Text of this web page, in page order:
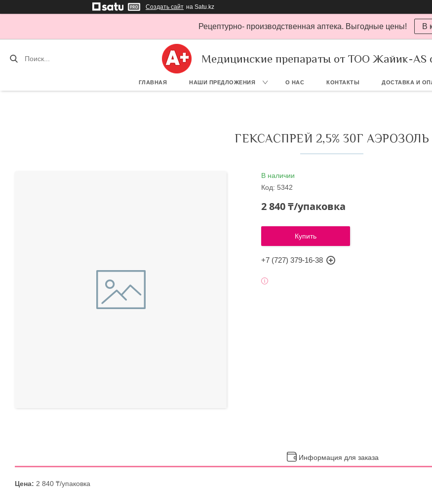
Создать сайт на Satu.kz
Рецептурно- производственная аптека. Выгодные цены! В
Медицинские препараты от ТОО Жайик-AS
ГЛАВНАЯ НАШИ ПРЕДЛОЖЕНИЯ О НАС КОНТАКТЫ ДОСТАВКА И
ГЕКСАСПРЕЙ 2,5% 30Г АЭРОЗОЛЬ
В наличии
Код:5342
2 840 ₸/упаковка
Купить
+7 (727) 379-16-38
Информация для заказа
Цена: 2 840 ₸/упаковка